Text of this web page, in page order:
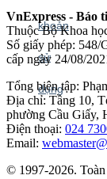
VnExpress - Báo
Thuộc Bộ Khoa
Số giấy phép:
cấp ngày 24/08/
Tổng biên tập:
Địa chỉ: Tầng 10,
phường Cầu Giấy,
Điện thoại: 024
Email:
© 1997-2026.